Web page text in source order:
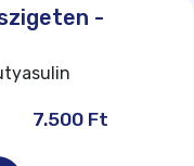
-
7.500 Ft